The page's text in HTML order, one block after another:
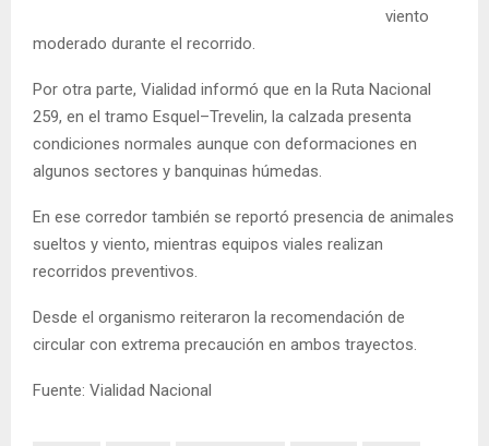
viento
moderado durante el recorrido.
Por otra parte, Vialidad informó que en la Ruta Nacional
259, en el tramo Esquel–Trevelin, la calzada presenta
condiciones normales aunque con deformaciones en
algunos sectores y banquinas húmedas.
En ese corredor también se reportó presencia de animales
sueltos y viento, mientras equipos viales realizan
recorridos preventivos.
Desde el organismo reiteraron la recomendación de
circular con extrema precaución en ambos trayectos.
Fuente: Vialidad Nacional